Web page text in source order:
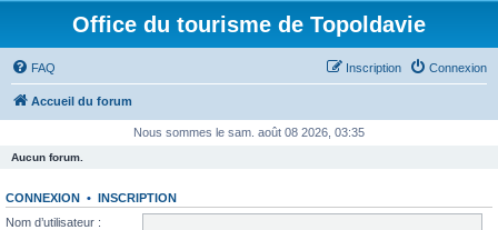
Office du tourisme de Topoldavie
FAQ Connexion
Inscription
Accueil du forum
Nous sommes le sam. août 08 2026, 03:35
Aucun forum.
CONNEXION • INSCRIPTION
Nom d’utilisateur :